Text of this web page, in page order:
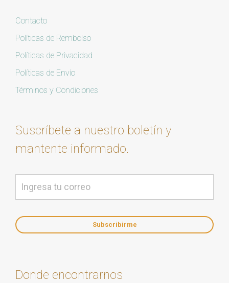
Contacto
Políticas de Rembolso
Políticas de Privacidad
Políticas de Envío
Términos y Condiciones
Suscríbete a nuestro boletín y
mantente informado.
Donde encontrarnos